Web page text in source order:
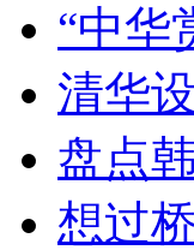
“中华
清华
盘点
想过